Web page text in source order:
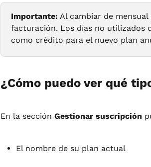
Importante: Al cambiar de
facturación. Los días no utilizados
como crédito para el nuevo plan
¿Cómo puedo ver qué
En la sección Gestionar suscripción
El nombre de su plan actual